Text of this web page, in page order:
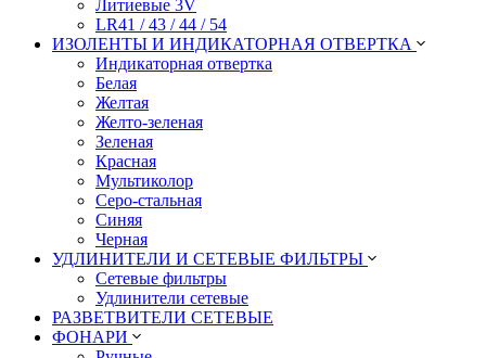
Литиевые 3V
LR41 / 43 / 44 / 54
ИЗОЛЕНТЫ И ИНДИКАТОРНАЯ ОТВЕРТКА
Индикаторная отвертка
Белая
Желтая
Желто-зеленая
Зеленая
Красная
Мультиколор
Серо-стальная
Синяя
Черная
УДЛИНИТЕЛИ И СЕТЕВЫЕ ФИЛЬТРЫ
Сетевые фильтры
Удлинители сетевые
РАЗВЕТВИТЕЛИ СЕТЕВЫЕ
ФОНАРИ